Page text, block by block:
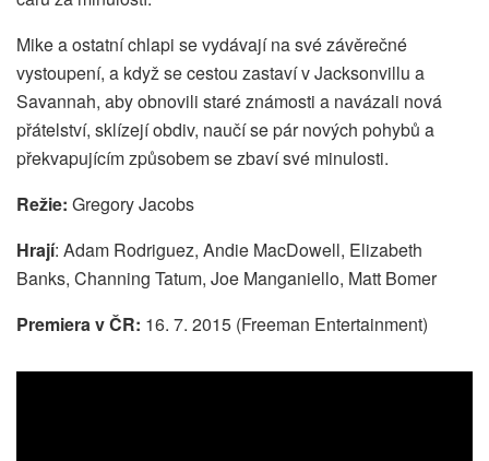
Mike a ostatní chlapi se vydávají na své závěrečné
vystoupení, a když se cestou zastaví v Jacksonvillu a
Savannah, aby obnovili staré známosti a navázali nová
přátelství, sklízejí obdiv, naučí se pár nových pohybů a
překvapujícím způsobem se zbaví své minulosti.
Režie: Gregory Jacobs
Hrají: Adam Rodriguez, Andie MacDowell, Elizabeth
Banks, Channing Tatum, Joe Manganiello, Matt Bomer
Premiera v ČR: 16. 7. 2015 (Freeman Entertainment)